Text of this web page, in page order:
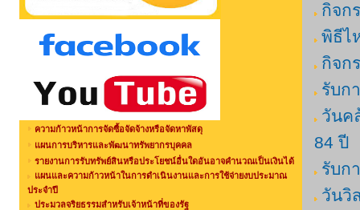
ความก้าวหน้าการจัดซื้อจัดจ้างหรือจัดหาพัสดุ
แผนการบริหารและพัฒนาทรัพยากรบุคคล
รายงานการรับทรัพย์สินหรือประโยชน์อื่นใดอันอาจคำนวณเป็นเงินได้
แผนและความก้าวหน้าในการดำเนินงานและการใช้จ่ายงบประมาณ
ประจำปี
ประมวลจริยธรรมสำหรับเจ้าหน้าที่ของรัฐ
กิจก
พิธีไ
กิจก
รับก
วันค
84 ปี
รับก
วันวิ